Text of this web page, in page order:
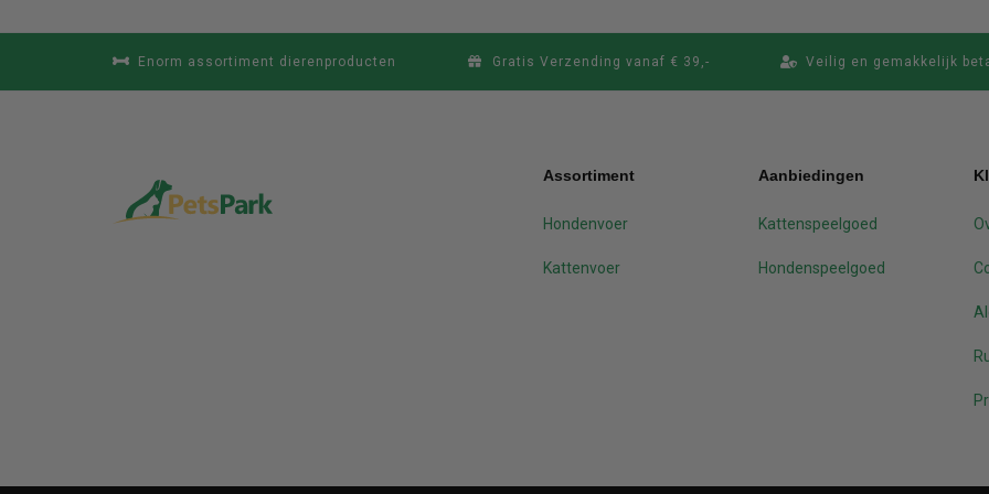
Enorm assortiment dierenproducten Gratis Verzending vanaf € 39,- Veilig en gemakkelijk
Assortiment
Hondenvoer
Kattenvoer
Aanbiedingen
Kattenspeelgoed
Hondenspeelgoed